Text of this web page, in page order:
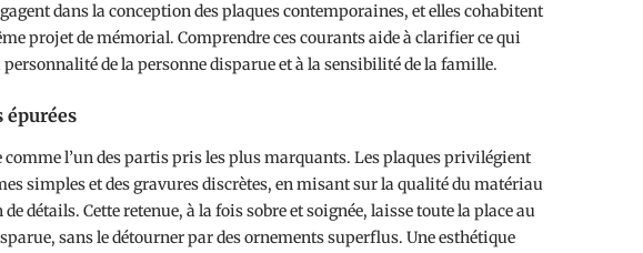
dans la conception des plaques contemporaines, et elles cohabitent
projet de mémorial. Comprendre ces courants aide à clarifier ce qui
de la personne disparue et à la sensibilité de la famille.
l’un des partis pris les plus marquants. Les plaques privilégient
simples et des gravures discrètes, en misant sur la qualité du matériau
détails. Cette retenue, à la fois sobre et soignée, laisse toute la place au
sans le détourner par des ornements superflus. Une esthétique